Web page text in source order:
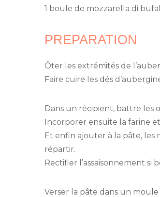
1 boule de mozzarella di
PREPARATION
Ôter les extrémités de
Faire cuire les dés
Dans un récipient, battre les
Incorporer ensuite la farine
Et enfin ajouter à la pâte, les
répartir.
Rectifier l’assaisonnement si
Verser la pâte dans un